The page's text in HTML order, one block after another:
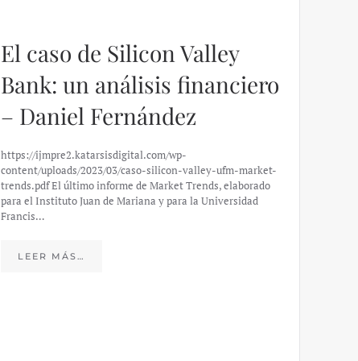
El caso de Silicon Valley
Bank: un análisis financiero
– Daniel Fernández
https://ijmpre2.katarsisdigital.com/wp-
content/uploads/2023/03/caso-silicon-valley-ufm-market-
trends.pdf El último informe de Market Trends, elaborado
para el Instituto Juan de Mariana y para la Universidad
Francis…
LEER MÁS…